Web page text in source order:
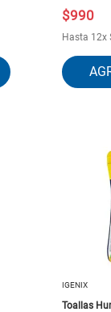
$990
Hasta 12x
IGENIX
Toallas